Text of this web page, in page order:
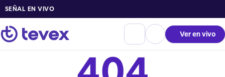
SEÑAL EN VIVO
Ver en vivo